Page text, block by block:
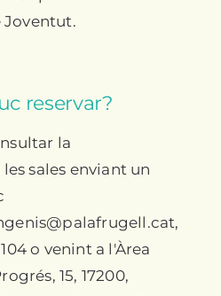
reservar?
la
sales enviant un
,
o venint a l'Àrea
15, 17200,